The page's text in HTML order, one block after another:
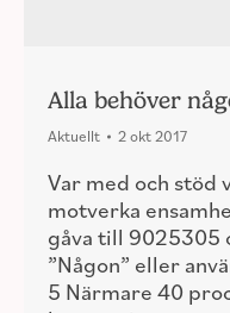
Alla behöver
Aktuellt 2 okt 2017
Var med och
motverka
gåva till 9025305
”Någon” eller
5 Närmare 40